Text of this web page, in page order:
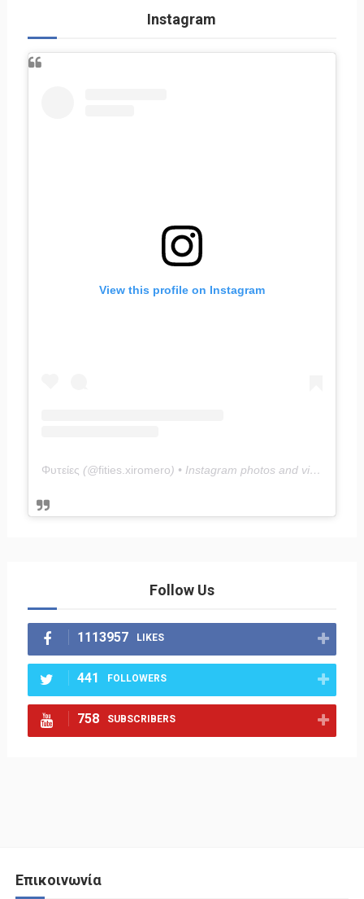
Instagram
View this profile on Instagram
Φυτείες (@fities.xiromero) • Instagram photos and videos
Follow Us
1113957 LIKES
441 FOLLOWERS
758 SUBSCRIBERS
Επικοινωνία